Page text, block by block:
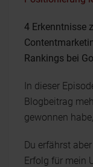
4 Erkenntnisse
Rankings bei
In dieser
Blogbeitrag
gewonnen
Du erfährst
Erfolg für mein